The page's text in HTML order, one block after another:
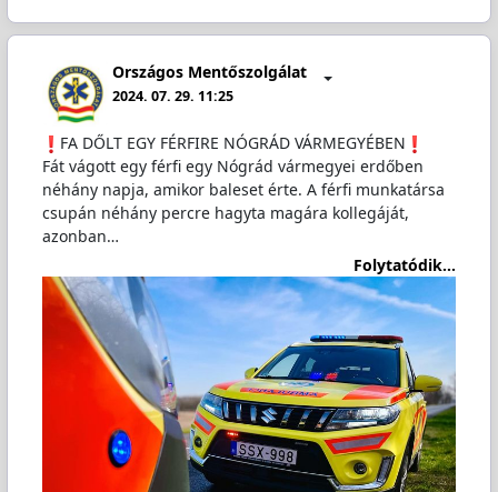
Országos Mentőszolgálat
2024. 07. 29. 11:25
️FA DŐLT EGY FÉRFIRE NÓGRÁD VÁRMEGYÉBEN
Fát vágott egy férfi egy Nógrád vármegyei erdőben
néhány napja, amikor baleset érte. A férfi munkatársa
csupán néhány percre hagyta magára kollegáját,
azonban…
Folytatódik...